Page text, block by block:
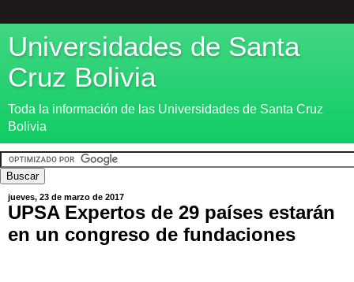
Universidades de Santa
Cruz Bolivia
Toda la información de las Universidades de Santa Cruz
Bolivia
jueves, 23 de marzo de 2017
UPSA Expertos de 29 países estarán
en un congreso de fundaciones